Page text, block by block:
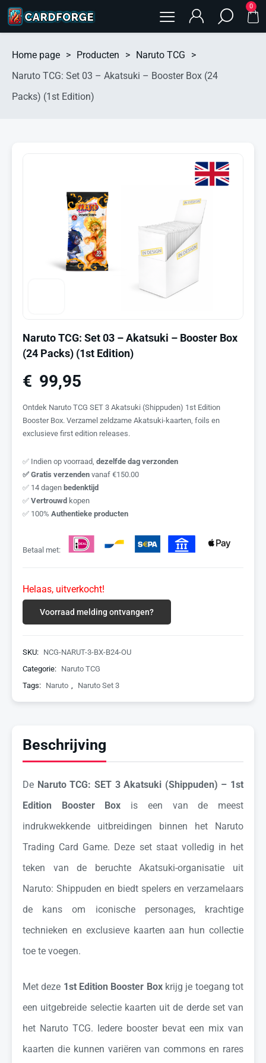
0
Home page > Producten > Naruto TCG
>
Naruto TCG: Set 03 – Akatsuki – Booster Box (24
Packs) (1st Edition)
Naruto TCG: Set 03 – Akatsuki – Booster Box
(24 Packs) (1st Edition)
€ 99,95
Ontdek Naruto TCG SET 3 Akatsuki (Shippuden) 1st Edition
Booster Box. Verzamel zeldzame Akatsuki-kaarten, foils en
exclusieve first edition releases.
✅ Indien op voorraad, dezelfde dag verzonden
✅ Gratis verzenden vanaf €150.00
✅ 14 dagen bedenktijd
✅ Vertrouwd kopen
✅ 100% Authentieke producten
Betaal met:
Helaas, uitverkocht!
Voorraad melding ontvangen?
SKU: NCG-NARUT-3-BX-B24-OU
Categorie: Naruto TCG
Tags: Naruto Naruto Set 3
Beschrijving
De Naruto TCG: SET 3 Akatsuki (Shippuden) – 1st
Edition Booster Box is een van de meest
indrukwekkende uitbreidingen binnen het Naruto
Trading Card Game. Deze set staat volledig in het
teken van de beruchte Akatsuki-organisatie uit
Naruto: Shippuden en biedt spelers en verzamelaars
de kans om iconische personages, krachtige
technieken en exclusieve kaarten aan hun collectie
toe te voegen.
Met deze 1st Edition Booster Boxkrijg je toegang tot
een uitgebreide selectie kaarten uit de derde set van
het Naruto TCG. Iedere booster bevat een mix van
kaarten die kunnen variëren van commons en rares